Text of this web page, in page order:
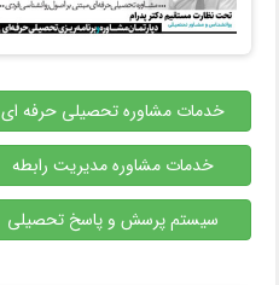
خدمات مشاوره تحصیلی حرفه ای
خدمات مشاوره مدیریت رابطه
سیستم پرسش و پاسخ تحصیلی